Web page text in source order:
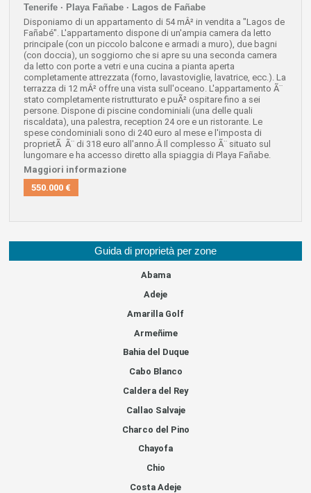
Tenerife · Playa Fañabe · Lagos de Fañabe
Disponiamo di un appartamento di 54 mÂ² in vendita a "Lagos de
Fañabé". L'appartamento dispone di un'ampia camera da letto
principale (con un piccolo balcone e armadi a muro), due bagni
(con doccia), un soggiorno che si apre su una seconda camera
da letto con porte a vetri e una cucina a pianta aperta
completamente attrezzata (forno, lavastoviglie, lavatrice, ecc.). La
terrazza di 12 mÂ² offre una vista sull'oceano. L'appartamento Ã¨
stato completamente ristrutturato e puÃ² ospitare fino a sei
persone. Dispone di piscine condominiali (una delle quali
riscaldata), una palestra, reception 24 ore e un ristorante. Le
spese condominiali sono di 240 euro al mese e l'imposta di
proprietÃ Ã¨ di 318 euro all'anno.Â Il complesso Ã¨ situato sul
lungomare e ha accesso diretto alla spiaggia di Playa Fañabe.
Maggiori informazione
550.000 €
Guida di proprietà per zone
Abama
Adeje
Amarilla Golf
Armeñime
Bahia del Duque
Cabo Blanco
Caldera del Rey
Callao Salvaje
Charco del Pino
Chayofa
Chio
Costa Adeje